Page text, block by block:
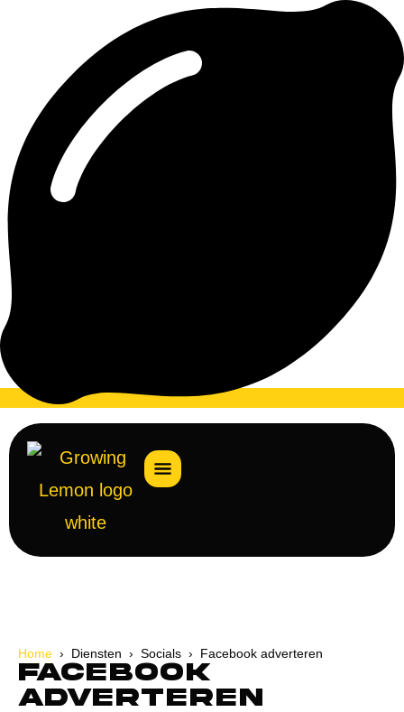
Home › Diensten › Socials › Facebook adverteren
Facebook
adverteren